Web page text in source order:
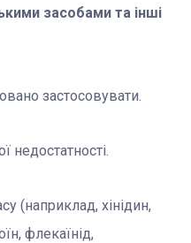
засобами та інші
застосовувати.
недостатності.
(наприклад, хінідин,
флекаїнід,